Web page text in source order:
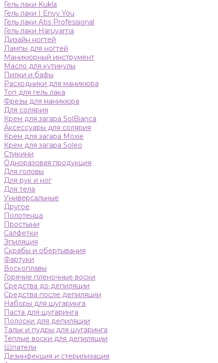
Гель лаки Kukla
Гель лаки I Envy You
Гель лаки Atis Professional
Гель лаки Haruyama
Дизайн ногтей
Лампы для ногтей
Маникюрный инструмент
Масло для кутикулы
Пилки и бафы
Расходники для маникюра
Топ для гель лака
Фрезы для маникюра
Для солярия
Крем для загара SolBianca
Аксессуары для солярия
Крем для загара Moxie
Крем для загара Soleo
Стикини
Одноразовая продукция
Для головы
Для рук и ног
Для тела
Универсальные
Другое
Полотенца
Простыни
Салфетки
Эпиляция
Скрабы и обертывания
Фартуки
Воскоплавы
Горячие пленочные воски
Средства до депиляции
Средства после депиляции
Наборы для шугаринга
Паста для шугаринга
Полоски для депиляции
Тальк и пудры для шугаринга
Теплые воски для депиляции
Шпатели
Дезинфекция и стерилизация